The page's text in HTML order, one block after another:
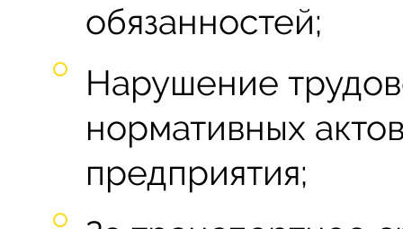
обязанностей;
Нарушение
нормативных
предприятия;